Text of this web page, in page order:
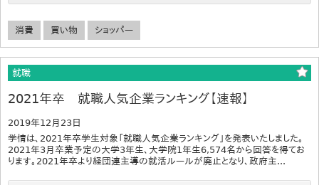
消費 買い物 ショッパー
就職
2021年卒 就職人気企業ランキング【速報】
2019年12月23日
学情は、2021年卒学生対象「就職人気企業ランキング」を発表いたしました。
2021年3月卒業予定の大学3年生、大学院1年生6,574名から回答を得てお
ります。2021年卒より経団連主導の就活ルールが廃止となり、政府主...